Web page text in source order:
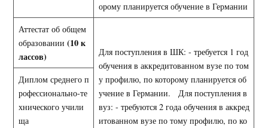
орому планируется обучение в Германии
Аттестат об общем
образовании (10 к
лассов)
Для поступления в ШК: - требуется 1 год
обучения в аккредитованном вузе по том
у профилю, по которому планируется об
учение в Германии. Для поступления в
вуз: - требуются 2 года обучения в аккред
итованном вузе по тому профилю, по ко
Диплом среднего п
рофессионально-те
хнического учили
ща